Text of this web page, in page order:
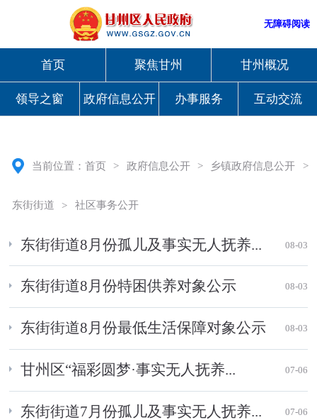
无障碍阅读
首页 聚焦甘州 甘州概况
领导之窗 政府信息公开 办事服务 互动交流
当前位置：首页 > 政府信息公开 > 乡镇政府信息公开 >
东街街道 > 社区事务公开
东街街道8月份孤儿及事实无人抚养... 08-03
东街街道8月份特困供养对象公示 08-03
东街街道8月份最低生活保障对象公示 08-03
甘州区“福彩圆梦·事实无人抚养... 07-06
东街街道7月份孤儿及事实无人抚养... 07-06